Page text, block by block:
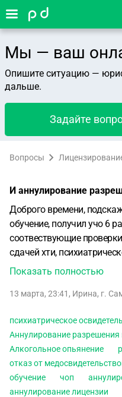
Мы — ваш
Опишите ситуацию —
дальше.
Задайте
Вопросы
И аннулирование
Доброго времени,
обучение, получил учо 6
соотвествующие
сдачей хти,
трудоустроится в
травматического оружия
административный
(отказ от
опьянение). Будет ли
охранника 6 разряда? И
оружие?
Показать полностью
13 марта, 23:41 , Ирина, г.
психиатрическое
Аннулирование разрешения
Алкогольное опьянение
отказ от
обучение
чоп
аннулирование лицензии